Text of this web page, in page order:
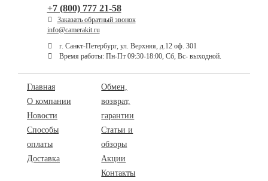
+7 (800) 777 21-58
Заказать обратный звонок
info@camerakit.ru
г. Санкт-Петербург, ул. Верхняя, д.12 оф. 301
Время работы: Пн-Пт 09:30-18:00, Сб, Вс- выходной.
Главная
О компании
Новости
Способы
оплаты
Доставка
Обмен,
возврат,
гарантии
Статьи и
обзоры
Акции
Контакты